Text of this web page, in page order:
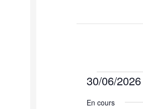
30/06/2026
une
En cours